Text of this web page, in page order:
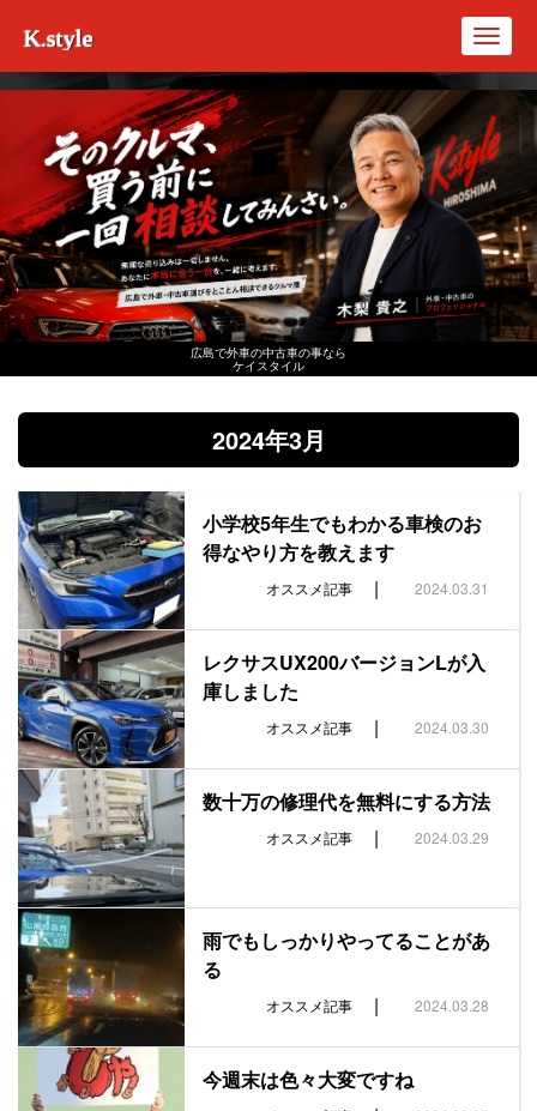
広島で外車の中古車の事なら
ケイスタイル
K.style
2024年3月
小学校5年生でもわかる車検のお
得なやり方を教えます
オススメ記事 | 2024.03.31
レクサスUX200バージョンLが入
庫しました
オススメ記事 | 2024.03.30
数十万の修理代を無料にする方法
オススメ記事 | 2024.03.29
雨でもしっかりやってることがあ
る
オススメ記事 | 2024.03.28
今週末は色々大変ですね